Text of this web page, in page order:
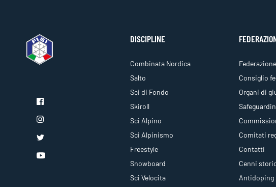
DISCIPLINE
Combinata Nordica
Salto
Sci di Fondo
Skiroll
Sci Alpino
Sci Alpinismo
Freestyle
Snowboard
Sci Velocita
Federazione
Consiglio
Organi di
Comitati
Contatti
Cenni
Antidoping